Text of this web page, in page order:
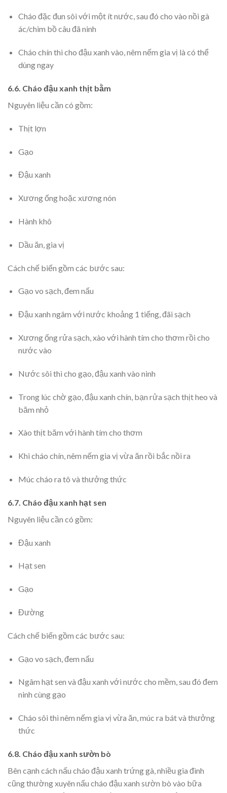
Cháo đặc đun sôi với một ít nước, sau đó cho vào nồi gà
ác/chim bồ câu đã ninh
Cháo chín thì cho đậu xanh vào, nêm nếm gia vị là có thể
dùng ngay
6.6. Cháo đậu xanh thịt bằm
Nguyên liệu cần có gồm:
Thịt lợn
Gạo
Đậu xanh
Xương ống hoặc xương nón
Hành khô
Dầu ăn, gia vị
Cách chế biến gồm các bước sau:
Gạo vo sạch, đem nấu
Đậu xanh ngâm với nước khoảng 1 tiếng, đãi sạch
Xương ống rửa sạch, xào với hành tím cho thơm rồi cho
nước vào
Nước sôi thì cho gạo, đậu xanh vào ninh
Trong lúc chờ gạo, đậu xanh chín, bạn rửa sạch thịt heo và
băm nhỏ
Xào thịt băm với hành tím cho thơm
Khi cháo chín, nêm nếm gia vị vừa ăn rồi bắc nồi ra
Múc cháo ra tô và thưởng thức
6.7. Cháo đậu xanh hạt sen
Nguyên liệu cần có gồm:
Đậu xanh
Hạt sen
Gạo
Đường
Cách chế biến gồm các bước sau:
Gạo vo sạch, đem nấu
Ngâm hạt sen và đậu xanh với nước cho mềm, sau đó đem
ninh cùng gạo
Cháo sôi thì nêm nếm gia vị vừa ăn, múc ra bát và thưởng
thức
6.8. Cháo đậu xanh sườn bò
Bên cạnh cách nấu cháo đậu xanh trứng gà, nhiều gia đình
cũng thường xuyên nấu cháo đậu xanh sườn bò vào bữa